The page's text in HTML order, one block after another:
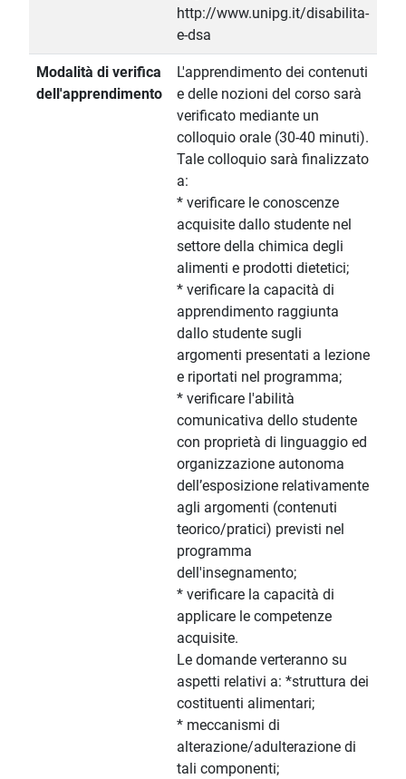
http://www.unipg.it/disabilita-
e-dsa
Modalità di verifica
dell'apprendimento
L'apprendimento dei contenuti
e delle nozioni del corso sarà
verificato mediante un
colloquio orale (30-40 minuti).
Tale colloquio sarà finalizzato
a:
* verificare le conoscenze
acquisite dallo studente nel
settore della chimica degli
alimenti e prodotti dietetici;
* verificare la capacità di
apprendimento raggiunta
dallo studente sugli
argomenti presentati a lezione
e riportati nel programma;
* verificare l'abilità
comunicativa dello studente
con proprietà di linguaggio ed
organizzazione autonoma
dell’esposizione relativamente
agli argomenti (contenuti
teorico/pratici) previsti nel
programma
dell'insegnamento;
* verificare la capacità di
applicare le competenze
acquisite.
Le domande verteranno su
aspetti relativi a: *struttura dei
costituenti alimentari;
* meccanismi di
alterazione/adulterazione di
tali componenti;